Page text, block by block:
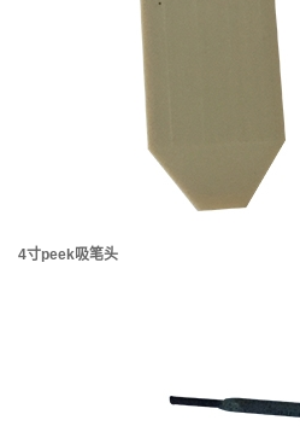
4寸peek吸笔头